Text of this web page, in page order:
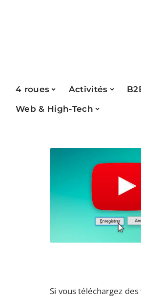
4 roues Activités
Web & High-Tech
Si vous téléchargez